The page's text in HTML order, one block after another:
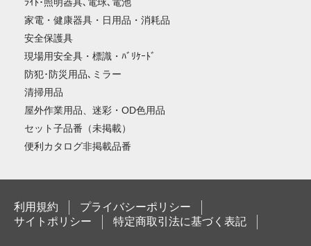
家電・健康器具・日用品・消耗品
安全保護具
現場用安全具・標識・ﾊﾞﾘｹｰﾄﾞ
防犯･防災用品､ミラー
清掃用品
屋外作業用品、迷彩・OD色用品
セット子品番（未掲載）
便利カタログ非掲載品番
利用規約
プライバシーポリシー
サイトポリシー
特定商取引法に基づく表記